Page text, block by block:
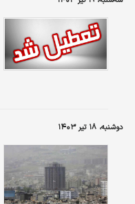
دوشنبه، ۱۸ تیر ۱۴۰۳